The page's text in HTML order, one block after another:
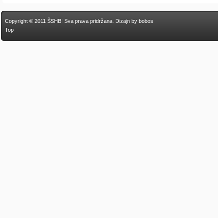
Copyright © 2011 ŠSHB! Sva prava pridržana. Dizajn by bobos
Top